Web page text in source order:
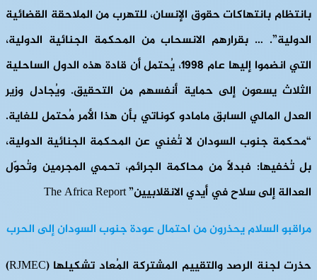
بانتظام بانتهاكات حقوق الإنسان، للتهرب من الملاحقة القضائية
الدولية”. … بقرارهم الانسحاب من المحكمة الجنائية الدولية،
التي انضموا إليها عام ١٩٩٨، يُحتمل أن قادة هذه الدول الساحلية
الثلاث يسعون إلى حماية أنفسهم من التحقيق. ويُجادل وزير
العدل المالي السابق مامادو كوناتي بأن هذا الأمر مُحتمل للغاية.
“محكمة جنوب السودان لا تُغني عن المحكمة الجنائية الدولية،
بل تُخفيها: فبدلاً من محاكمة الجرائم، تحمي المجرمين وتُحوّل
العدالة إلى سلاح في أيدي الانقلابيين” The Africa Report
مراقبو السلام يحذرون من احتمال عودة جنوب السودان إلى الحرب
حذرت لجنة الرصد والتقييم المشتركة المُعاد تشكيلها (RJMEC)